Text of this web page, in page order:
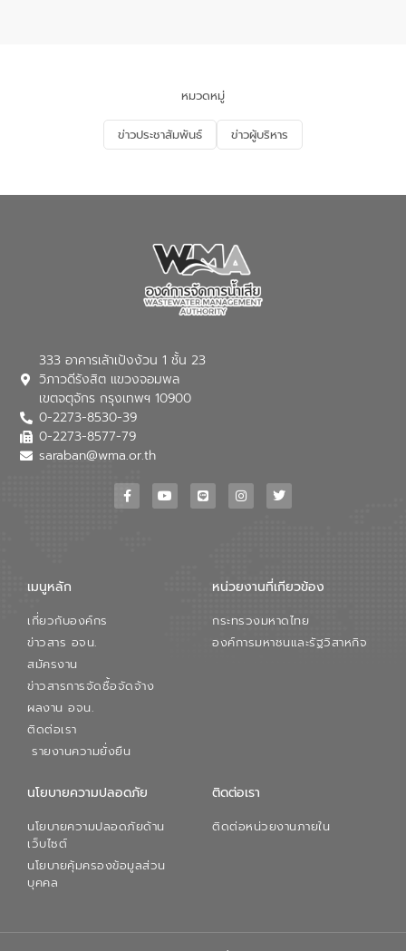
หมวดหมู่
ข่าวประชาสัมพันธ์ ข่าวผู้บริหาร
333 อาคารเล้าเป้งง้วน 1 ชั้น 23
วิภาวดีรังสิต แขวงจอมพล
เขตจตุจักร กรุงเทพฯ 10900
0-2273-8530-39
0-2273-8577-79
saraban@wma.or.th
เมนูหลัก
เกี่ยวกับองค์กร
ข่าวสาร อจน.
สมัครงาน
ข่าวสารการจัดซื้อจัดจ้าง
ผลงาน อจน.
ติดต่อเรา
รายงานความยั่งยืน
หน่วยงานที่เกียวข้อง
กระทรวงมหาดไทย
องค์การมหาชนและรัฐวิสาหกิจ
นโยบายความปลอดภัย
นโยบายความปลอดภัยด้าน
เว็บไซต์
นโยบายคุ้มครองข้อมูลส่วน
บุคคล
ติดต่อเรา
ติดต่อหน่วยงานภายใน